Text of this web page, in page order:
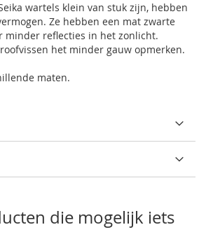
wartels klein van stuk zijn, hebben
Ze hebben een mat zwarte
minder reflecties in het zonlicht.
het minder gauw opmerken.
maten.
die mogelijk iets